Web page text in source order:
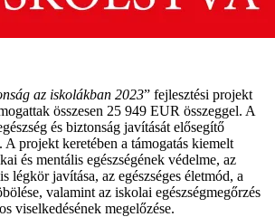
az iskolákban 2023” fejlesztési projekt
összesen 25 949 EUR összeggel. A
és biztonság javítását elősegítő
A projekt keretében a támogatás kiemelt
és mentális egészségének védelme, az
légkör javítása, az egészséges életmód, a
valamint az iskolai egészségmegőrzés
viselkedésének megelőzése.